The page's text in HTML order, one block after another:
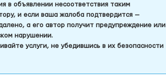
в объявлении несоответствия таким
и если ваша жалоба подтвердится —
а его автор получит предупреждение или
нарушении.
услуги, не убедившись в их безопасности